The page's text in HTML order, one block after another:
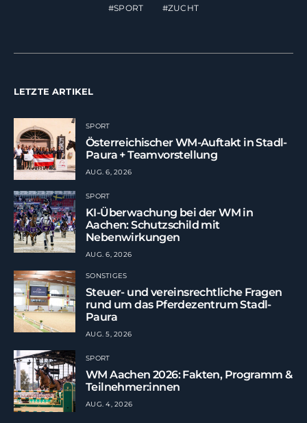
SPORT
ZUCHT
LETZTE ARTIKEL
SPORT
Österreichischer WM-Auftakt in Stadl-
Paura + Teamvorstellung
AUG. 6, 2026
SPORT
KI-Überwachung bei der WM in
Aachen: Schutzschild mit
Nebenwirkungen
AUG. 6, 2026
SONSTIGES
Steuer- und vereinsrechtliche Fragen
rund um das Pferdezentrum Stadl-
Paura
AUG. 5, 2026
SPORT
WM Aachen 2026: Fakten, Programm &
Teilnehmer:innen
AUG. 4, 2026